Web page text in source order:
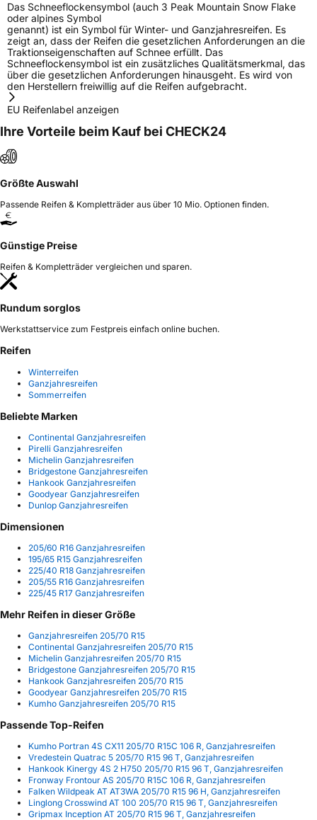
Das Schneeflockensymbol (auch 3 Peak Mountain Snow Flake
oder alpines Symbol
genannt) ist ein Symbol für Winter- und Ganzjahresreifen. Es
zeigt an, dass der Reifen die gesetzlichen Anforderungen an die
Traktionseigenschaften auf Schnee erfüllt. Das
Schneeflockensymbol ist ein zusätzliches Qualitätsmerkmal, das
über die gesetzlichen Anforderungen hinausgeht. Es wird von
den Herstellern freiwillig auf die Reifen aufgebracht.
EU Reifenlabel anzeigen
Ihre Vorteile beim Kauf bei CHECK24
Größte Auswahl
Passende Reifen & Kompletträder aus über 10 Mio. Optionen finden.
Günstige Preise
Reifen & Kompletträder vergleichen und sparen.
Rundum sorglos
Werkstattservice zum Festpreis einfach online buchen.
Reifen
Winterreifen
Ganzjahresreifen
Sommerreifen
Beliebte Marken
Continental Ganzjahresreifen
Pirelli Ganzjahresreifen
Michelin Ganzjahresreifen
Bridgestone Ganzjahresreifen
Hankook Ganzjahresreifen
Goodyear Ganzjahresreifen
Dunlop Ganzjahresreifen
Dimensionen
205/60 R16 Ganzjahresreifen
195/65 R15 Ganzjahresreifen
225/40 R18 Ganzjahresreifen
205/55 R16 Ganzjahresreifen
225/45 R17 Ganzjahresreifen
Mehr Reifen in dieser Größe
Ganzjahresreifen 205/70 R15
Continental Ganzjahresreifen 205/70 R15
Michelin Ganzjahresreifen 205/70 R15
Bridgestone Ganzjahresreifen 205/70 R15
Hankook Ganzjahresreifen 205/70 R15
Goodyear Ganzjahresreifen 205/70 R15
Kumho Ganzjahresreifen 205/70 R15
Passende Top-Reifen
Kumho Portran 4S CX11 205/70 R15C 106 R, Ganzjahresreifen
Vredestein Quatrac 5 205/70 R15 96 T, Ganzjahresreifen
Hankook Kinergy 4S 2 H750 205/70 R15 96 T, Ganzjahresreifen
Fronway Frontour AS 205/70 R15C 106 R, Ganzjahresreifen
Falken Wildpeak AT AT3WA 205/70 R15 96 H, Ganzjahresreifen
Linglong Crosswind AT 100 205/70 R15 96 T, Ganzjahresreifen
Gripmax Inception AT 205/70 R15 96 T, Ganzjahresreifen